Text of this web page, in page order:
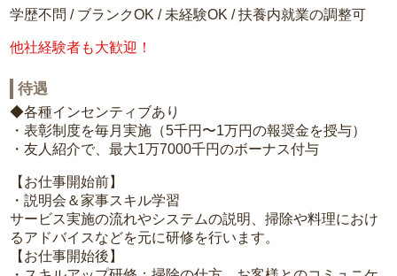
学歴不問 / ブランクOK / 未経験OK / 扶養内就業の調整可
他社経験者も大歓迎！
待遇
◆各種インセンティブあり
・表彰制度を毎月実施（5千円〜1万円の報奨金を授与）
・友人紹介で、最大1万7000千円のボーナス付与
【お仕事開始前】
・説明会＆家事スキル学習
サービス実施の流れやシステムの説明、掃除や料理におけ
るアドバイスなどを元に研修を行います。
【お仕事開始後】